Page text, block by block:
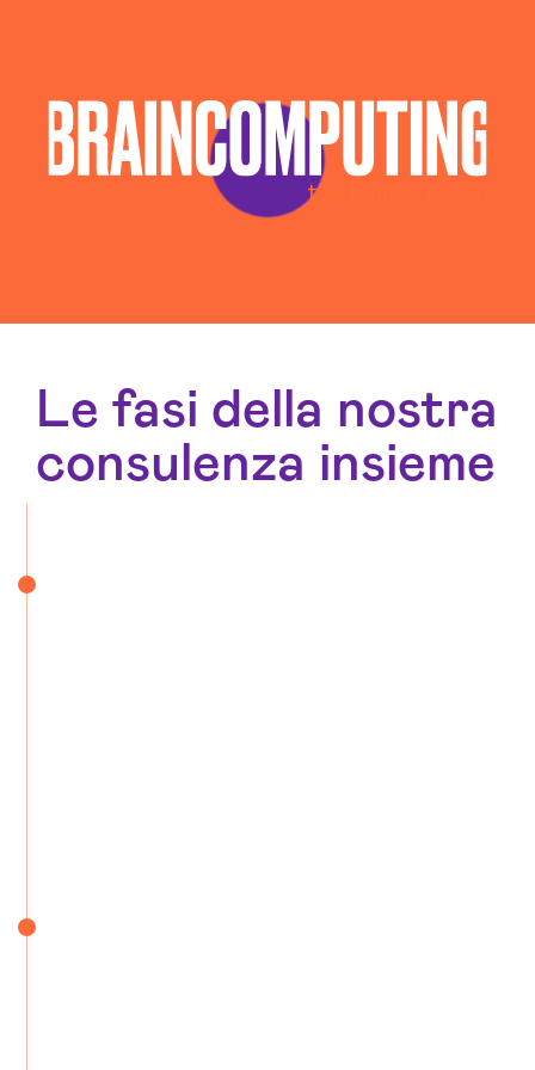
Le fasi della nostra
consulenza insieme